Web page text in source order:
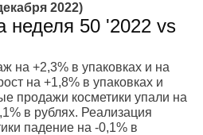
2022)
неделя 50 '2022 vs
на +2,3% в упаковках и на
на +1,8% в упаковках и
продажи косметики упали на
в рублях. Реализация
падение на -0,1% в